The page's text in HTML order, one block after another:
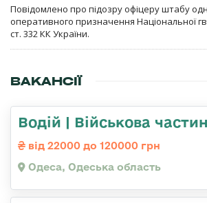
Повідомлено про підозру офіцеру штабу
оперативного призначення Національної
ст. 332 КК України.
ВАКАНСІЇ
Водій | Військова
від 22000 до 120000 грн
Одеса, Одеська область